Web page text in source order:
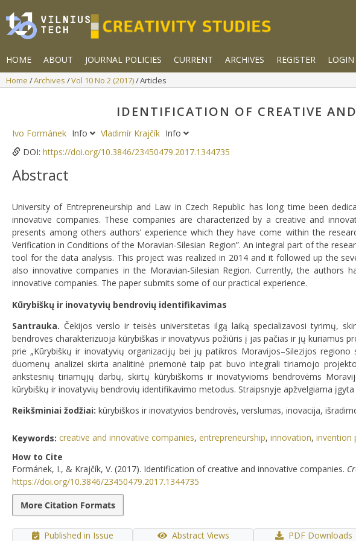
HOME ABOUT JOURNAL POLICIES CURRENT ARCHIVES REGISTER LOGIN
Home Archives Vol 10 No 2 (2017) Articles
IDENTIFICATION OF CREATIVE
Ivo Formánek Info Vladimír Krajčík Info
DOI: https://doi.org/10.3846/23450479.2017.1344735
Abstract
University of Entrepreneurship and Law in Czech Republic has long time been
innovative companies. These companies are characterized by a creative and
presents among others authors’ experience which they have come within the
Verification in Conditions of the Moravian-Silesian Region”. An integral part of the
tool for the data analysis. This project was realized in 2014 and it followed up the
also innovative companies in the Moravian-Silesian Region. Currently, the
innovative companies. The paper submits some of our practical experience.
Kūrybiškų ir inovatyvių bendrovių identifikavimas
Santrauka. Čekijos verslo ir teisės universitetas ilgą laiką specializavosi tyrimų,
bendroves charakterizuoja kūrybiškas ir inovatyvus požiūris į jas pačias ir jų kuriamus
prie „Kūrybiškų ir inovatyvių organizacijų bei jų patikros Moravijos–Silezijos
duomenų analizei skirta analitinė priemonė taip pat buvo integrali tiriamojo
ankstesnių tiriamųjų darbų, skirtų kūrybiškoms ir inovatyvioms bendrovėms
kūrybiškų ir inovatyvių bendrovių identifikavimo metodus. Straipsnyje apžvelgiama
Reikšminiai žodžiai: kūrybiškos ir inovatyvios bendrovės, verslumas, inovacija,
Keywords: creative and innovative companies, entrepreneurship, innovation, invention
How to Cite
Formánek, I., & Krajčík, V. (2017). Identification of creative and innovative companies.
https://doi.org/10.3846/23450479.2017.1344735
More Citation Formats
Published in Issue Abstract Views PDF Downloads